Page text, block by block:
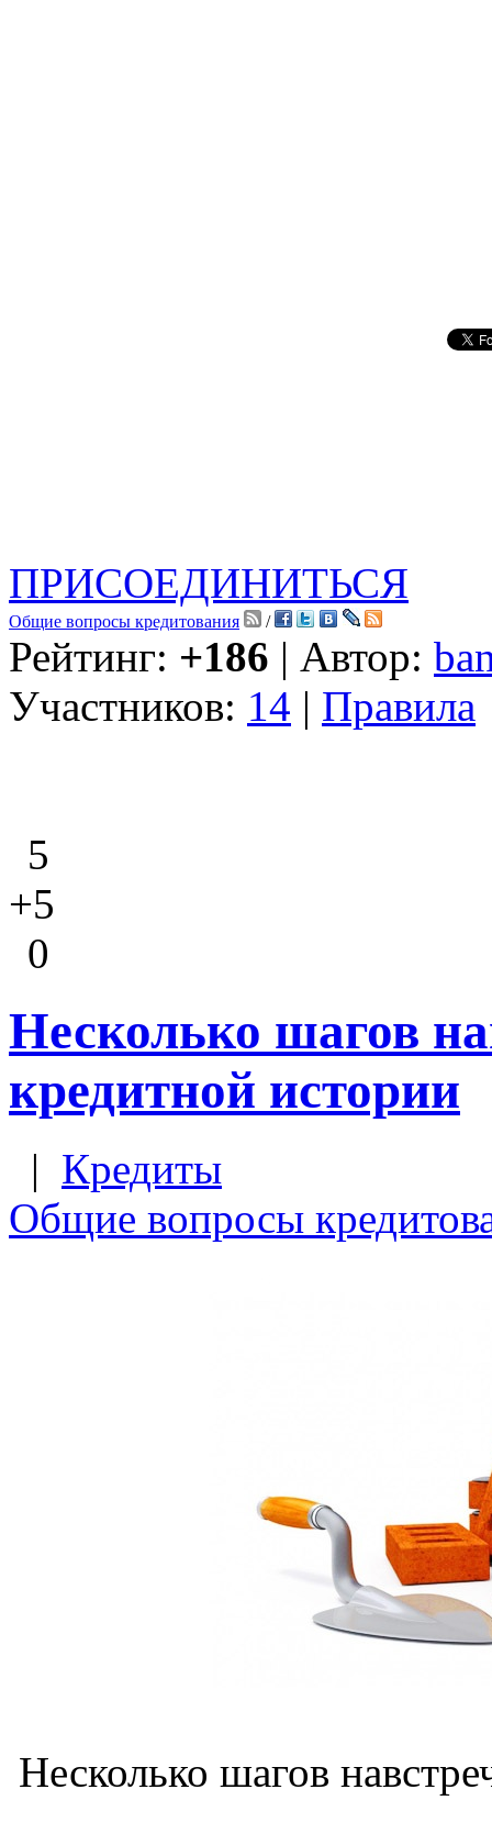
ПРИСОЕДИНИТЬСЯ
Общие вопросы кредитования /
Рейтинг: +186 | Автор:
Участников: 14 | Правила
5
+5
0
Несколько шагов
кредитной истории
| Кредиты
Общие вопросы
Несколько шагов